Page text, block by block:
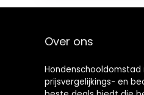
Over ons
prijsvergelijkings- en